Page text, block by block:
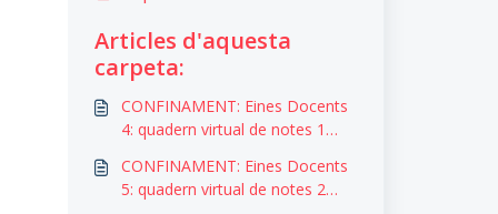
Articles d'aquesta
carpeta:
CONFINAMENT: Eines Docents
4: quadern virtual de notes 1
CONFINAMENT: Eines Docents
5: quadern virtual de notes 2